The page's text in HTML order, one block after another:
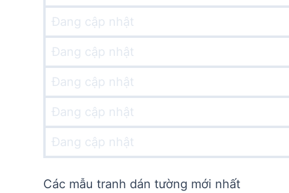
Đang cập nhật
Đang cập nhật
Đang cập nhật
Đang cập nhật
Đang cập nhật
Các mẫu tranh dán tường mới nhất